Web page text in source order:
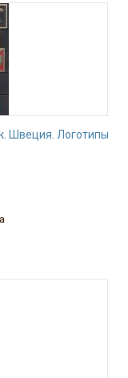
Швеция. Логотипы